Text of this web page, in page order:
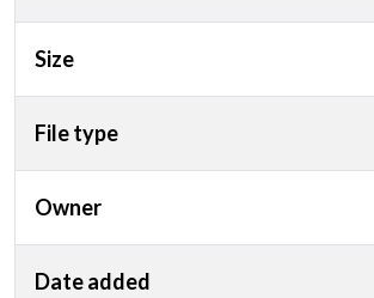
Size
File type
Owner
Date added